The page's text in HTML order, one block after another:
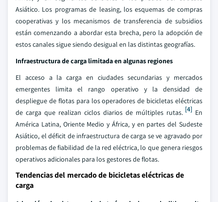
Asiático. Los programas de leasing, los esquemas de compras
cooperativas y los mecanismos de transferencia de subsidios
están comenzando a abordar esta brecha, pero la adopción de
estos canales sigue siendo desigual en las distintas geografías.
Infraestructura de carga limitada en algunas regiones
El acceso a la carga en ciudades secundarias y mercados
emergentes limita el rango operativo y la densidad de
despliegue de flotas para los operadores de bicicletas eléctricas
de carga que realizan ciclos diarios de múltiples rutas. [4] En
América Latina, Oriente Medio y África, y en partes del Sudeste
Asiático, el déficit de infraestructura de carga se ve agravado por
problemas de fiabilidad de la red eléctrica, lo que genera riesgos
operativos adicionales para los gestores de flotas.
Tendencias del mercado de bicicletas eléctricas de
carga